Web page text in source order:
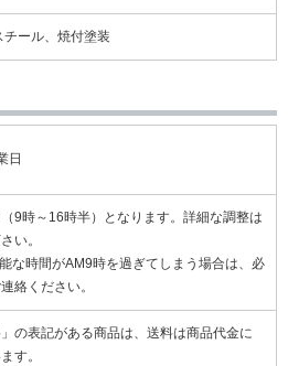
チール、焼付塗装
日
9時～16時半）となります。詳細な調整は
い。
な時間がAM9時を過ぎてしまう場合は、必
絡ください。
」の表記がある商品は、送料は商品代金に
す。